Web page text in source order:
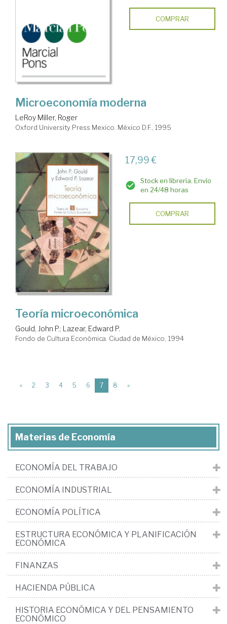
COMPRAR
Microeconomía moderna
LeRoy Miller, Roger
Oxford University Press Mexico. México D.F., 1995
17,99 €
Stock en librería. Envío
en 24/48 horas
COMPRAR
Teoría microeconómica
Gould, John P.; Lazear, Edward P.
Fondo de Cultura Económica. Ciudad de México, 1994
« 2 3 4 5 6 7(current)
8 »
Materias de Economía
ECONOMÍA DEL TRABAJO
ECONOMÍA INDUSTRIAL
ECONOMÍA POLÍTICA
ESTRUCTURA ECONÓMICA Y PLANIFICACIÓN
ECONÓMICA
FINANZAS
HACIENDA PÚBLICA
HISTORIA ECONÓMICA Y DEL PENSAMIENTO
ECONÓMICO